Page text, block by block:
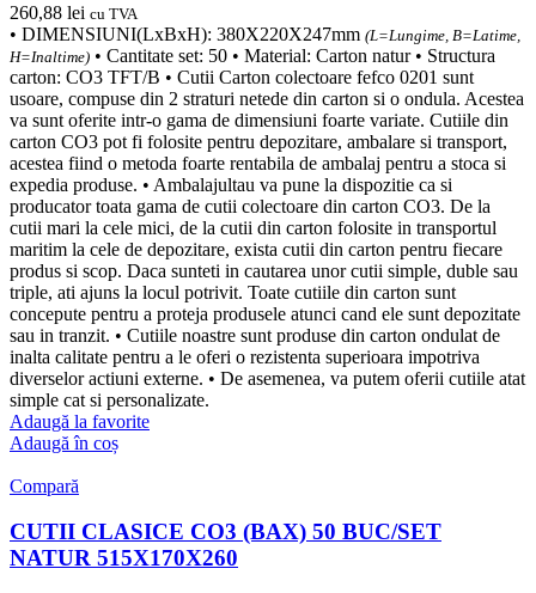
260,88 lei cu TVA
• DIMENSIUNI(LxBxH): 380X220X247mm (L=Lungime, B=Latime,
H=Inaltime) • Cantitate set: 50 • Material: Carton natur • Structura
carton: CO3 TFT/B • Cutii Carton colectoare fefco 0201 sunt
usoare, compuse din 2 straturi netede din carton si o ondula. Acestea
va sunt oferite intr-o gama de dimensiuni foarte variate. Cutiile din
carton CO3 pot fi folosite pentru depozitare, ambalare si transport,
acestea fiind o metoda foarte rentabila de ambalaj pentru a stoca si
expedia produse. • Ambalajultau va pune la dispozitie ca si
producator toata gama de cutii colectoare din carton CO3. De la
cutii mari la cele mici, de la cutii din carton folosite in transportul
maritim la cele de depozitare, exista cutii din carton pentru fiecare
produs si scop. Daca sunteti in cautarea unor cutii simple, duble sau
triple, ati ajuns la locul potrivit. Toate cutiile din carton sunt
concepute pentru a proteja produsele atunci cand ele sunt depozitate
sau in tranzit. • Cutiile noastre sunt produse din carton ondulat de
inalta calitate pentru a le oferi o rezistenta superioara impotriva
diverselor actiuni externe. • De asemenea, va putem oferii cutiile atat
simple cat si personalizate.
Adaugă la favorite
Adaugă în coș
Compară
CUTII CLASICE CO3 (BAX) 50 BUC/SET
NATUR 515X170X260